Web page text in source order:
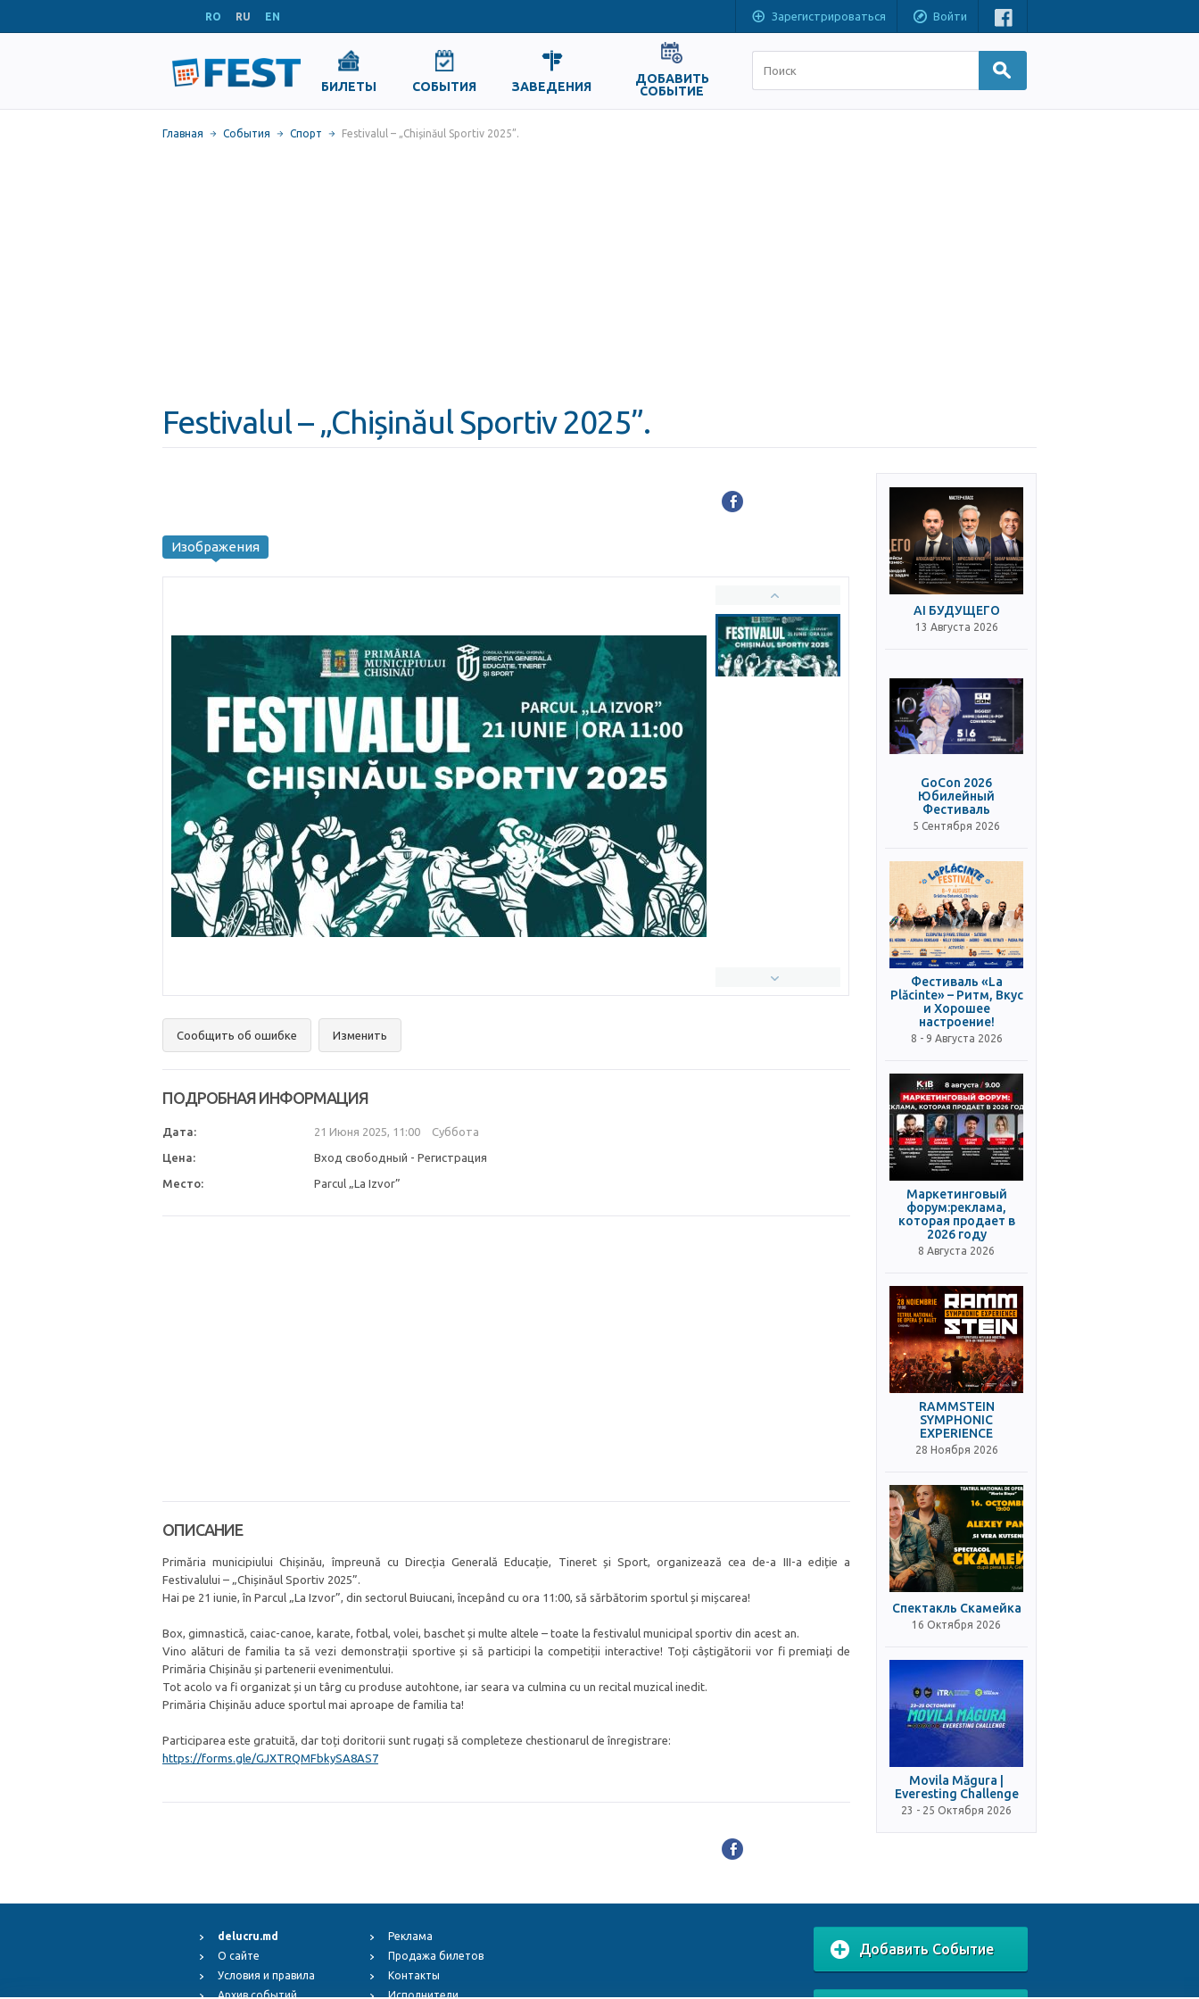
RO RU EN Зарегистрироваться Войти
БИЛЕТЫ СОБЫТИЯ ЗАВЕДЕНИЯ
ДОБАВИТЬ
СОБЫТИЕ
Главная События Спорт Festivalul – „Chișinăul Sportiv 2025”.
Festivalul – „Chișinăul Sportiv 2025”.
Изображения
Сообщить об ошибке Изменить
ПОДРОБНАЯ ИНФОРМАЦИЯ
Дата: 21 Июня 2025, 11:00 Суббота
Цена: Вход свободный - Регистрация
Место: Parcul „La Izvor”
ОПИСАНИЕ
Primăria municipiului Chișinău, împreună cu Direcția Generală Educație, Tineret și Sport, organizează cea de-a III-a ediție a
Festivalului – „Chișinăul Sportiv 2025”.
Hai pe 21 iunie, în Parcul „La Izvor”, din sectorul Buiucani, începând cu ora 11:00, să sărbătorim sportul și mișcarea!
Box, gimnastică, caiac-canoe, karate, fotbal, volei, baschet și multe altele – toate la festivalul municipal sportiv din acest an.
Vino alături de familia ta să vezi demonstrații sportive și să participi la competiții interactive! Toți câștigătorii vor fi premiați de
Primăria Chișinău și partenerii evenimentului.
Tot acolo va fi organizat și un târg cu produse autohtone, iar seara va culmina cu un recital muzical inedit.
Primăria Chișinău aduce sportul mai aproape de familia ta!
Participarea este gratuită, dar toți doritorii sunt rugați să completeze chestionarul de înregistrare:
https://forms.gle/GJXTRQMFbkySA8AS7
AI БУДУЩЕГО
13 Августа 2026
GoCon 2026
Юбилейный
Фестиваль
5 Сентября 2026
Фестиваль «La
Plăcinte» – Ритм, Вкус
и Хорошее
настроение!
8 - 9 Августа 2026
Маркетинговый
форум:реклама,
которая продает в
2026 году
8 Августа 2026
RAMMSTEIN
SYMPHONIC
EXPERIENCE
28 Ноября 2026
Спектакль Скамейка
16 Октября 2026
Movila Măgura |
Everesting Challenge
23 - 25 Октября 2026
delucru.md
О сайте
Условия и правила
Архив событий
Реклама
Продажа билетов
Контакты
Исполнители
Добавить Событие